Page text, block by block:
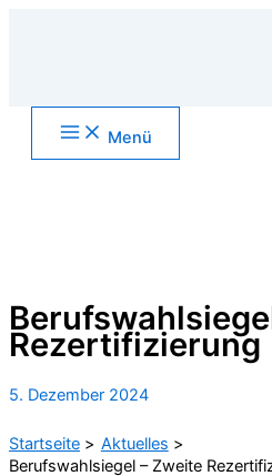
Main
Menu Menü
Rezertifizierung
5. Dezember 2024
Startseite
Aktuelles
Berufswahlsiegel – Zweite